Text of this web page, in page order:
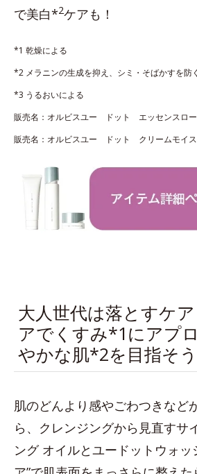
で美白*2ケアも！
*1 乾燥による
*2 メラニンの生成を抑え、シミ・そばかすを防
*3 うるおいによる
販売名：オルビスユー ドット エッセンスロ
販売名：オルビスユー ドット クリームモイス
大人世代は落とすケ
アでくすみ*1にアプ
やかな肌*2を目指そう
肌のどんより感やごわつきなど
ら、クレンジングから見直すサ
ング オイルとユードットウォッ